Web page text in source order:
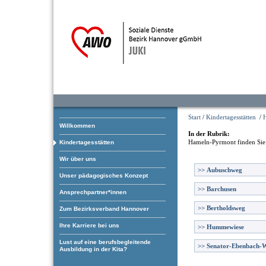
Willkommen
Kindertagesstätten
Wir über uns
Unser pädagogisches Konzept
Ansprechpartner*innen
Zum Bezirksverband Hannover
Ihre Karriere bei uns
Lust auf eine berufsbegleitende
Ausbildung in der Kita?
Start / Kindertagesstätten /
In der Rubrik:
Hameln-Pyrmont finden
>> Aubuschweg
>> Barchusen
>> Bertholdsweg
>> Hummewiese
>> Senator-Ebenbach-